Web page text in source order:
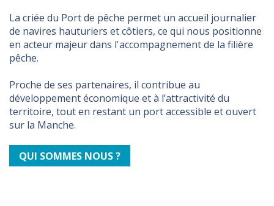
La criée du Port de pêche permet un accueil journalier
de navires hauturiers et côtiers, ce qui nous positionne
en acteur majeur dans l'accompagnement de la filière
pêche.
Proche de ses partenaires, il contribue au
développement économique et à l’attractivité du
territoire, tout en restant un port accessible et ouvert
sur la Manche.
QUI SOMMES NOUS ?